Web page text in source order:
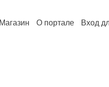
Магазин О портале Вход